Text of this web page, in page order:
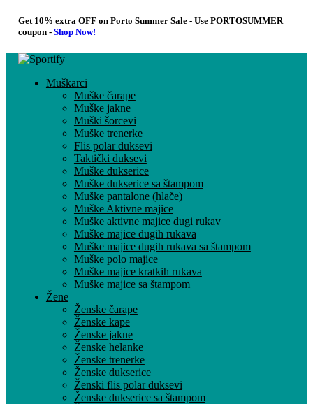
Get 10% extra OFF on Porto Summer Sale - Use PORTOSUMMER
coupon - Shop Now!
Muškarci
Muške čarape
Muške jakne
Muški šorcevi
Muške trenerke
Flis polar duksevi
Taktički duksevi
Muške dukserice
Muške dukserice sa štampom
Muške pantalone (hlače)
Muške Aktivne majice
Muške aktivne majice dugi rukav
Muške majice dugih rukava
Muške majice dugih rukava sa štampom
Muške polo majice
Muške majice kratkih rukava
Muške majice sa štampom
Žene
Ženske čarape
Ženske kape
Ženske jakne
Ženske helanke
Ženske trenerke
Ženske dukserice
Ženski flis polar duksevi
Ženske dukserice sa štampom